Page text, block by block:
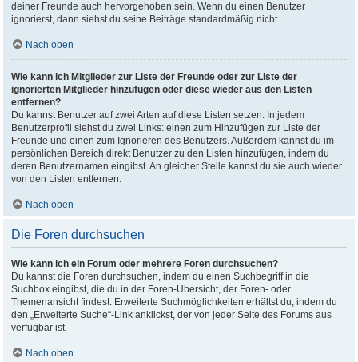
deiner Freunde auch hervorgehoben sein. Wenn du einen Benutzer
ignorierst, dann siehst du seine Beiträge standardmäßig nicht.
Nach oben
Wie kann ich Mitglieder zur Liste der Freunde oder zur Liste der
ignorierten Mitglieder hinzufügen oder diese wieder aus den Listen
entfernen?
Du kannst Benutzer auf zwei Arten auf diese Listen setzen: In jedem
Benutzerprofil siehst du zwei Links: einen zum Hinzufügen zur Liste der
Freunde und einen zum Ignorieren des Benutzers. Außerdem kannst du im
persönlichen Bereich direkt Benutzer zu den Listen hinzufügen, indem du
deren Benutzernamen eingibst. An gleicher Stelle kannst du sie auch wieder
von den Listen entfernen.
Nach oben
Die Foren durchsuchen
Wie kann ich ein Forum oder mehrere Foren durchsuchen?
Du kannst die Foren durchsuchen, indem du einen Suchbegriff in die
Suchbox eingibst, die du in der Foren-Übersicht, der Foren- oder
Themenansicht findest. Erweiterte Suchmöglichkeiten erhältst du, indem du
den „Erweiterte Suche“-Link anklickst, der von jeder Seite des Forums aus
verfügbar ist.
Nach oben